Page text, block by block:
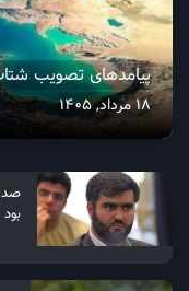
پیامدهای تصویب
18 مرداد, 1405
بود